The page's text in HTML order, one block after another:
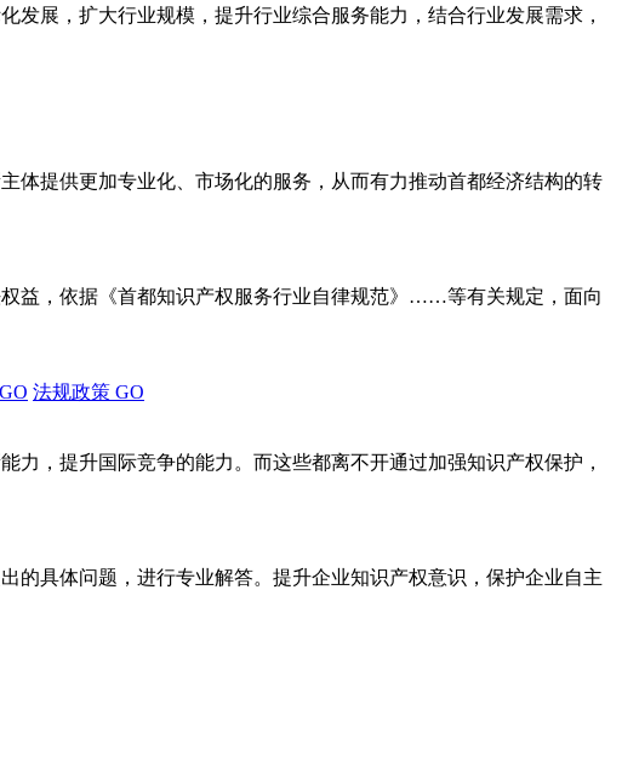
展，扩大行业规模，提升行业综合服务能力，结合行业发展需求，
体提供更加专业化、市场化的服务，从而有力推动首都经济结构的转
益，依据《首都知识产权服务行业自律规范》……等有关规定，面向
GO 法规政策 GO
，提升国际竞争的能力。而这些都离不开通过加强知识产权保护，
的具体问题，进行专业解答。提升企业知识产权意识，保护企业自主